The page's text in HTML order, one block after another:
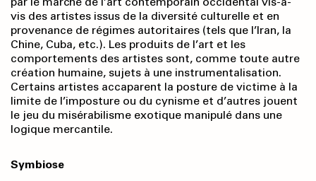
vis des artistes issus de la diversité culturelle et en
provenance de régimes autoritaires (tels que l’Iran, la
Chine, Cuba, etc.). Les produits de l’art et les
comportements des artistes sont, comme toute autre
création humaine, sujets à une instrumentalisation.
Certains artistes accaparent la posture de victime à la
limite de l’imposture ou du cynisme et d’autres jouent
le jeu du misérabilisme exotique manipulé dans une
logique mercantile.
Symbiose